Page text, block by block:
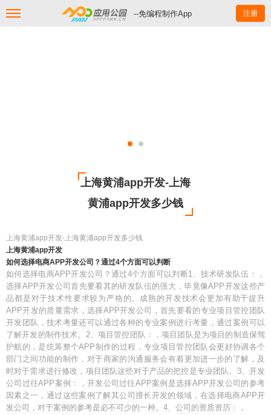
--免编程制作App 注册
上海黄浦app开发-上海
黄浦app开发多少钱
上海黄浦app开发-上海黄浦app开发多少钱
上海黄浦app开发
如何选择电商APP开发公司？通过4个方面可以判断
如何选择电商APP开发公司？通过4个方面可以判断1、技术研发队伍：，
选择APP开发公司首先要看其的研发队伍的强大，毕竟像APP开发这些产
品都是对于技术性要求较为严格的。成熟的开发技术会更加有助于提升
APP开发的质量需求，选择APP开发公司，首先要看的专业项目管控团队
开发团队，技术考量还可以通过各种的专业案例进行考量，通过案例可以
了解开发的制作技术。2、项目管控团队：，项目团队是为项目的制造保驾
护航的，是统筹整个APP制作的过程，专业项目管控团队会更好协调各个
部门之间功能的制作，对于商家的沟通服务会有着更加进一步的了解，及
时对于需求进行修改，项目团队这些对于产品的把控是专业团队。3、开发
公司过往APP案例：，开发公司过往APP案例是选择APP开发公司的参考
因素之一，通过这些案例了解其公司擅长开发的领域，在选择电商APP开
发公司，对于案例的参考是必不可少的一种。4、公司的资质资历：，